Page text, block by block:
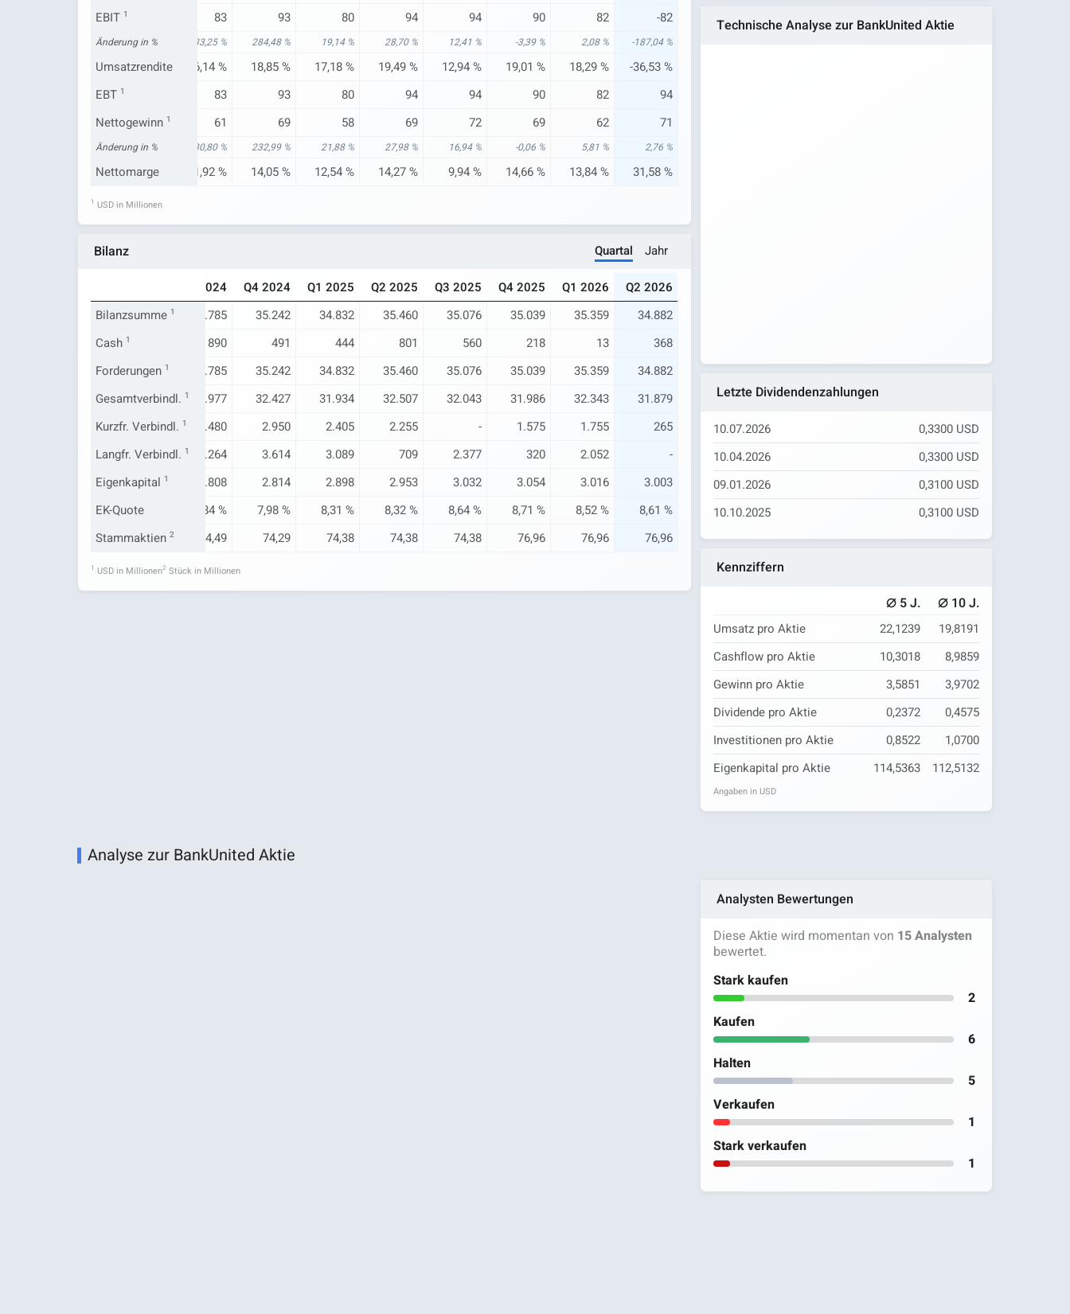
EBIT 1
67 83 93 80 94 94 90 82 -82
Änderung in %
-6,45 % -7,21 % 33,25 % 284,48 % 19,14 % 28,70 % 12,41 % -3,39 % 2,08 % -187,04 %
Umsatzrendite
13,22 % 14,37 % 16,14 % 18,85 % 17,18 % 19,49 % 12,94 % 19,01 % 18,29 %
-36,53 %
EBT 1
67 83 93 80 94 94 90 82
94
Nettogewinn 1
48 54 61 69 58 69 72 69 62 71
Änderung in %
-9,27 % -7,35 % 30,80 % 232,99 % 21,88 % 27,98 % 16,94 % -0,06 % 5,81 % 2,76 %
Nettomarge
9,43 % 10,58 % 11,92 % 14,05 % 12,54 % 14,27 % 9,94 % 14,66 % 13,84 % 31,58 %
1 USD in Millionen
Bilanz Quartal Jahr
Q3 2024 Q4 2024 Q1 2025 Q2 2025 Q3 2025 Q4 2025 Q1 2026
Q2 2026
Bilanzsumme 1
35.106 35.428 35.785 35.242 34.832 35.460 35.076 35.039 35.359
34.882
Cash 1
421 890 491 444 801 560 218 13
368
Forderungen 1
35.106 35.428 35.785 35.242 34.832 35.460 35.076 35.039 35.359
34.882
Gesamtverbindl. 1
32.465 32.729 32.977 32.427 31.934 32.507 32.043 31.986 32.343
31.879
Kurzfr. Verbindl. 1
3.905 3.285 3.480 2.950 2.405 2.255 - 1.575 1.755
265
Langfr. Verbindl. 1
4.588 3.968 4.264 3.614 3.089 709 2.377 320 2.052
-
Eigenkapital 1
2.640 2.699 2.808 2.814 2.898 2.953 3.032 3.054 3.016
3.003
EK-Quote
7,52 % 7,61 % 7,84 % 7,98 % 8,31 % 8,32 % 8,64 % 8,71 % 8,52 %
8,61 %
Stammaktien 2
73,64 74,02 74,49 74,29 74,38 74,38 74,38 76,96 76,96 76,96
1 USD in Millionen2 Stück in Millionen
Technische Analyse zur BankUnited Aktie
Letzte Dividendenzahlungen
10.07.2026
0,3300 USD
10.04.2026
0,3300 USD
09.01.2026
0,3100 USD
10.10.2025
0,3100 USD
Kennziffern
⌀ 5 J. ⌀ 10 J.
Umsatz pro Aktie 22,1239
19,8191
Cashflow pro Aktie
10,3018
8,9859
Gewinn pro Aktie
3,5851
3,9702
Dividende pro Aktie
0,2372
0,4575
Investitionen pro Aktie
0,8522
1,0700
Eigenkapital pro Aktie
114,5363 112,5132
Angaben in USD
Analyse zur BankUnited Aktie
Analysten Bewertungen
Diese Aktie wird momentan von 15 Analysten
bewertet.
Stark kaufen
2
Kaufen
6
Halten
5
Verkaufen
1
Stark verkaufen
1